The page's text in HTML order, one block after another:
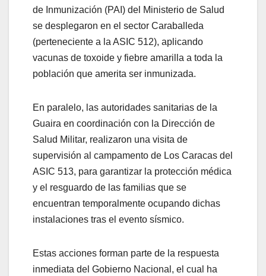
de Inmunización (PAI) del Ministerio de Salud
se desplegaron en el sector Caraballeda
(perteneciente a la ASIC 512), aplicando
vacunas de toxoide y fiebre amarilla a toda la
población que amerita ser inmunizada.
En paralelo, las autoridades sanitarias de la
Guaira en coordinación con la Dirección de
Salud Militar, realizaron una visita de
supervisión al campamento de Los Caracas del
ASIC 513, para garantizar la protección médica
y el resguardo de las familias que se
encuentran temporalmente ocupando dichas
instalaciones tras el evento sísmico.
Estas acciones forman parte de la respuesta
inmediata del Gobierno Nacional, el cual ha